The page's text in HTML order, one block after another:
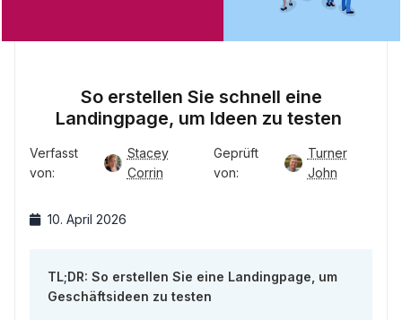
So erstellen Sie schnell eine
Landingpage, um Ideen zu testen
Verfasst
von:
Stacey
Corrin
Geprüft
von:
Turner
John
10. April 2026
TL;DR: So erstellen Sie eine Landingpage, um
Geschäftsideen zu testen